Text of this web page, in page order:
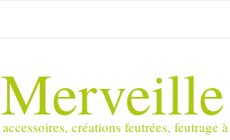
créations feutrées, feutrage